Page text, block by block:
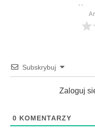
Subskrybuj
Zaloguj
0 KOMENTARZY